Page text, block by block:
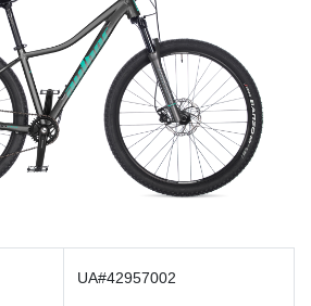
UA#42957002